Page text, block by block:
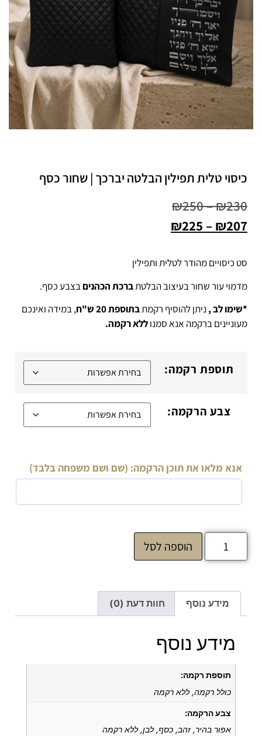
כיסוי טלית תפילין הבלטה יברכך | שחור כסף
₪230
–
₪250
₪207
–
₪225
סט כיסויים מהודר לטלית ותפילין
מדמוי עור שחור בעיצוב הבלטתברכת הכהניםבצבע כסף.
*שימו לב , ניתן להוסיף רקמתבתוספת 20 ש"ח
, במידה ואינכם
מעוניינים ברקמה אנא סמנוללא רקמה.
תוספת רקמה:
צבע הרקמה:
אנא מלאו את תוכן הרקמה: (שם ושם משפחה בלבד)
הוספה לסל
מידע נוסף חוות דעת (0)
מידע נוסף
תוספת רקמה:
כולל רקמה, ללא רקמה
צבע הרקמה:
אפור בהיר, זהב, כסף, לבן, ללא רקמה